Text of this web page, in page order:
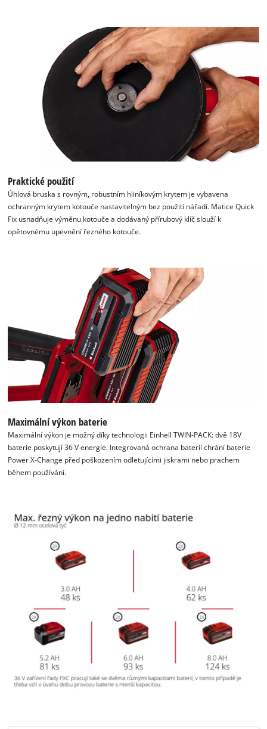
K načtení služby Google Maps
potřebujeme váš souhlas!
This content is not permitted to load due
to trackers that are not disclosed to the
visitor. The website owner needs to setup
the site with their CMP to add this content
Powered byUsercentrics Consent
Management Platform
Praktické použití
Úhlová bruska s rovným, robustním hliníkovým krytem je vybavena
ochranným krytem kotouče nastavitelným bez použití nářadí. Matice Quick
Fix usnadňuje výměnu kotouče a dodávaný přírubový klíč slouží k
opětovnému upevnění řezného kotouče.
Maximální výkon baterie
Maximální výkon je možný díky technologii Einhell TWIN-PACK: dvě 18V
baterie poskytují 36 V energie. Integrovaná ochrana baterií chrání baterie
Power X-Change před poškozením odletujícími jiskrami nebo prachem
během používání.